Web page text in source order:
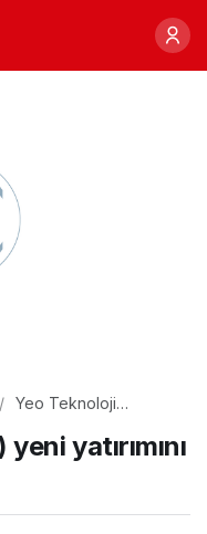
Yeo Teknoloji
yatırımını hayata
geçiriyoryatırımını
Paylaş